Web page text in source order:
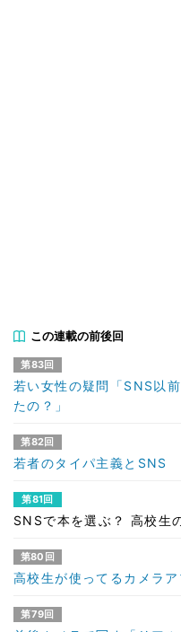
この連載の前後回
第83回
若い女性の疑問「SNS以
たの？」
第82回
若者のタイパ主義とSNS
第81回
SNSで本を選ぶ？ 高校生
第80回
高校生が使ってるカメラ
第79回